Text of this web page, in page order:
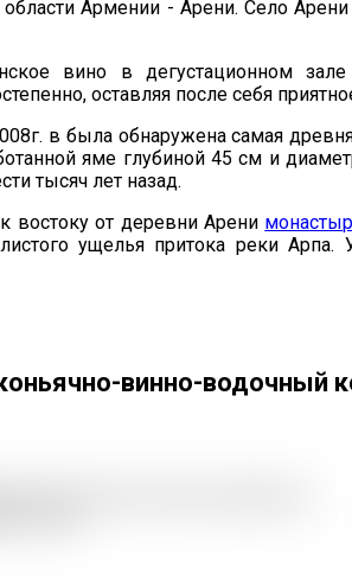
Армении - Арени. Село
вино в дегустационном зале
оставляя после себя
в была обнаружена самая
яме глубиной 45 см и
тысяч лет назад.
востоку от деревни Арени
ущелья притока реки
винно-водочный